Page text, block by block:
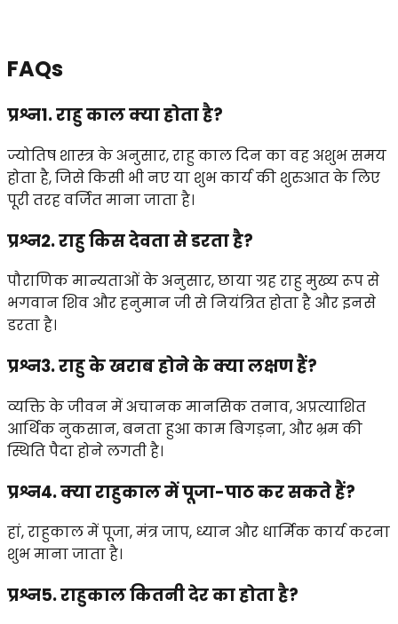
FAQs
प्रश्न1. राहु काल क्या होता है?
ज्योतिष शास्त्र के अनुसार, राहु काल दिन का वह अशुभ समय
होता है, जिसे किसी भी नए या शुभ कार्य की शुरुआत के लिए
पूरी तरह वर्जित माना जाता है।
प्रश्न2. राहु किस देवता से डरता है?
पौराणिक मान्यताओं के अनुसार, छाया ग्रह राहु मुख्य रूप से
भगवान शिव और हनुमान जी से नियंत्रित होता है और इनसे
डरता है।
प्रश्न3. राहु के खराब होने के क्या लक्षण हैं?
व्यक्ति के जीवन में अचानक मानसिक तनाव, अप्रत्याशित
आर्थिक नुकसान, बनता हुआ काम बिगड़ना, और भ्रम की
स्थिति पैदा होने लगती है।
प्रश्न4. क्या राहुकाल में पूजा-पाठ कर सकते हैं?
हां, राहुकाल में पूजा, मंत्र जाप, ध्यान और धार्मिक कार्य करना
शुभ माना जाता है।
प्रश्न5. राहुकाल कितनी देर का होता है?